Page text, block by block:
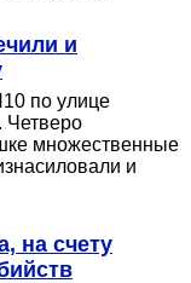
и
по улице
Четверо
множественные
и
на счету